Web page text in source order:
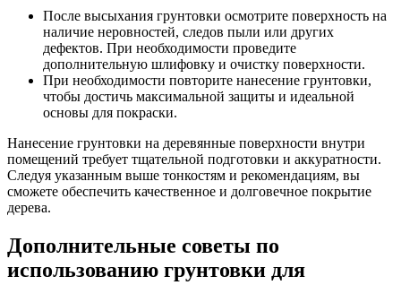
После высыхания грунтовки осмотрите поверхность на
наличие неровностей, следов пыли или других
дефектов. При необходимости проведите
дополнительную шлифовку и очистку поверхности.
При необходимости повторите нанесение грунтовки,
чтобы достичь максимальной защиты и идеальной
основы для покраски.
Нанесение грунтовки на деревянные поверхности внутри
помещений требует тщательной подготовки и аккуратности.
Следуя указанным выше тонкостям и рекомендациям, вы
сможете обеспечить качественное и долговечное покрытие
дерева.
Дополнительные советы по
использованию грунтовки для